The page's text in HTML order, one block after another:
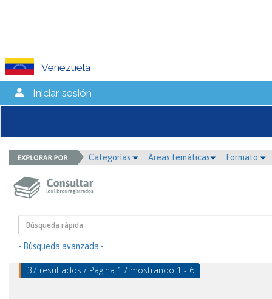
Venezuela
Iniciar sesión
Categorías Áreas temáticas Formato
- Búsqueda avanzada -
37 resultados / Página 1 / mostrando 1 - 6